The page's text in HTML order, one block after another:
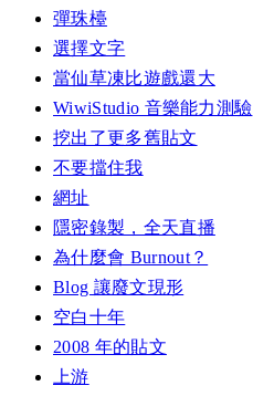
彈珠檯
選擇文字
當仙草凍比遊戲還大
WiwiStudio 音樂能力測驗
挖出了更多舊貼文
不要擋住我
網址
隱密錄製，全天直播
為什麼會 Burnout？
Blog 讓廢文現形
空白十年
2008 年的貼文
上游